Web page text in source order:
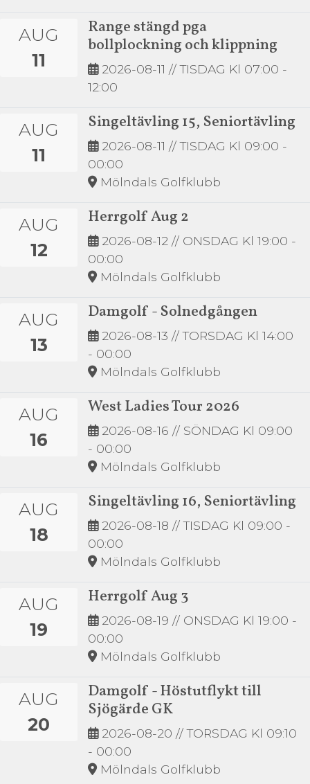
AUG
11
Range stängd pga
bollplockning och klippning
2026-08-11 // TISDAG Kl 07:00 -
12:00
AUG
11
Singeltävling 15, Seniortävling
2026-08-11 // TISDAG Kl 09:00 -
00:00
Mölndals Golfklubb
AUG
12
Herrgolf Aug 2
2026-08-12 // ONSDAG Kl 19:00 -
00:00
Mölndals Golfklubb
AUG
13
Damgolf - Solnedgången
2026-08-13 // TORSDAG Kl 14:00
- 00:00
Mölndals Golfklubb
AUG
16
West Ladies Tour 2026
2026-08-16 // SÖNDAG Kl 09:00
- 00:00
Mölndals Golfklubb
AUG
18
Singeltävling 16, Seniortävling
2026-08-18 // TISDAG Kl 09:00 -
00:00
Mölndals Golfklubb
AUG
19
Herrgolf Aug 3
2026-08-19 // ONSDAG Kl 19:00 -
00:00
Mölndals Golfklubb
AUG
20
Damgolf - Höstutflykt till
Sjögärde GK
2026-08-20 // TORSDAG Kl 09:10
- 00:00
Mölndals Golfklubb